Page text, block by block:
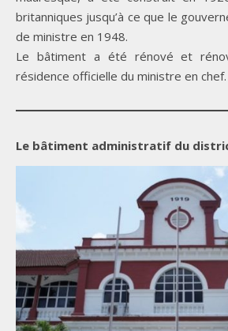
britanniques jusqu’à ce que le
de ministre en 1948.
Le bâtiment a été rénové et
résidence officielle du ministre en chef.
Le bâtiment administratif du